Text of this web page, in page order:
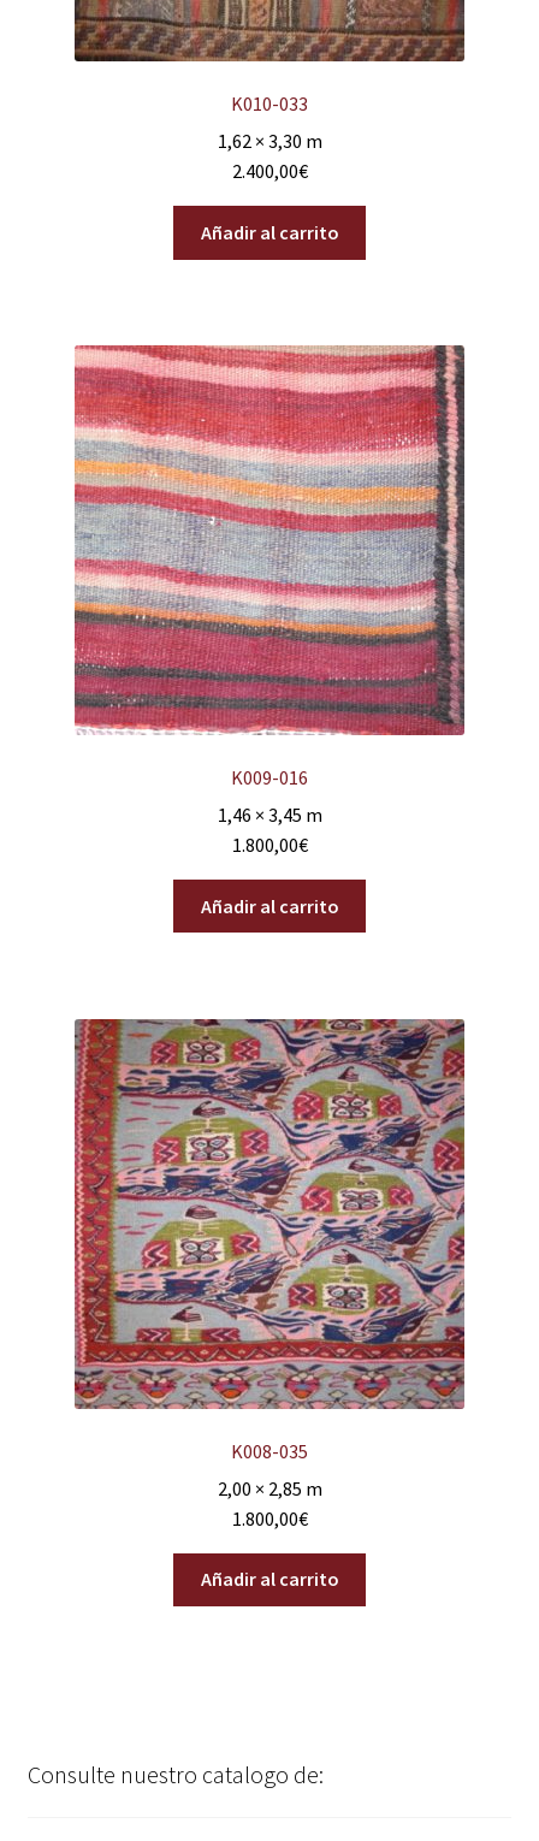
K010-033
1,62 × 3,30 m
2.400,00€
Añadir al carrito
K009-016
1,46 × 3,45 m
1.800,00€
Añadir al carrito
K008-035
2,00 × 2,85 m
1.800,00€
Añadir al carrito
Consulte nuestro catalogo de: